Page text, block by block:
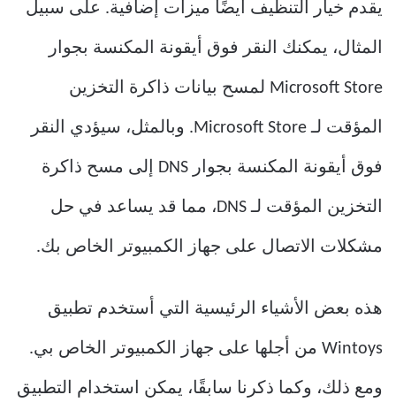
يقدم خيار التنظيف أيضًا ميزات إضافية. على سبيل
المثال، يمكنك النقر فوق أيقونة المكنسة بجوار
Microsoft Store لمسح بيانات ذاكرة التخزين
المؤقت لـ Microsoft Store. وبالمثل، سيؤدي النقر
فوق أيقونة المكنسة بجوار DNS إلى مسح ذاكرة
التخزين المؤقت لـ DNS، مما قد يساعد في حل
مشكلات الاتصال على جهاز الكمبيوتر الخاص بك.
هذه بعض الأشياء الرئيسية التي أستخدم تطبيق
Wintoys من أجلها على جهاز الكمبيوتر الخاص بي.
ومع ذلك، وكما ذكرنا سابقًا، يمكن استخدام التطبيق